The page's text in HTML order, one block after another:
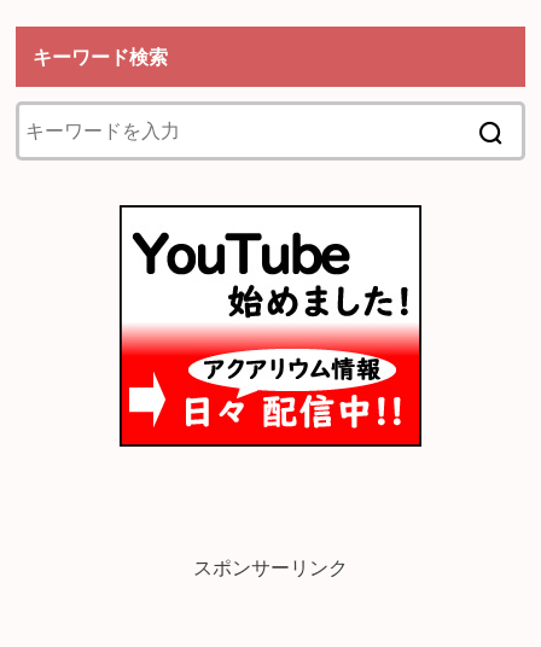
キーワード検索
スポンサーリンク